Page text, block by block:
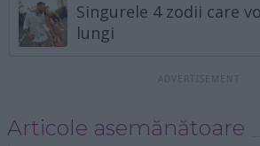
Singurele 4 zodii care
lungi
Articole asemănătoare